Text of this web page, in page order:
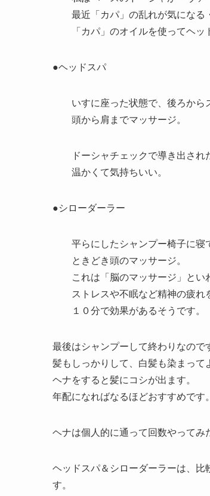
最近「カパ」の乱れが気になる
「カパ」のオイルを使ってヘッ
●ヘッドスパ
いすに座った状態で、後ろから
頭から肩までマッサージ。
ドーシャチェックで導き出され
温かくて気持ちいい。
●シローダーラー
平らにしたシャンプー椅子に寝
ときどき頭のマッサージ。
これは「脳のマッサージ」とい
ストレスや不眠など精神の疲れ
１０分で効果があるそうです。
最後はシャンプーして終わりなので
髪もしっかりして、白髪も染まって
ヘナをすると髪にコシが出ます。
年配になればなるほどおすすめです。
ヘナは個人的に通って回数やってみ
ヘッドスパ＆シローダーラーは、比
す。